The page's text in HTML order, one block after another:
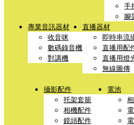
手
腳
專業音訊器材
收音咪
數碼錄音機
對講機
直播器材
即時串流
直播用配
直播用燈
無線圖傳
攝影配件
托架套籠
相機配件
鏡頭配件
電池